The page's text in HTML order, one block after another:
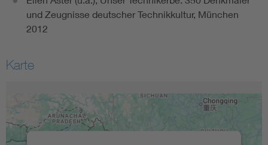
und Zeugnisse deutscher Technikkultur, München
2012
Karte